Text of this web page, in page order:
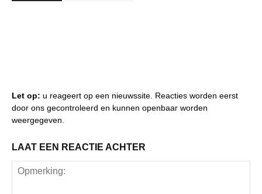
Let op: u reageert op een nieuwssite. Reacties worden eerst
door ons gecontroleerd en kunnen openbaar worden
weergegeven.
LAAT EEN REACTIE ACHTER